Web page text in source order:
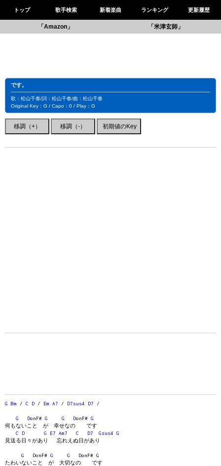
トップ 歌手検索 新着楽曲 ランキング 更新履歴
「Amazon」 「米津玄師」
です。
歌：松山千春/詞：松山千春/曲：松山千春
Original Key：G / Capo：0 / Play：G
G Bm / C D / Em A7 / D7sus4 D7 /
G DonF# G G DonF# G
何もないこと が 幸せなの です
C
D G E7 Am7 C D7 Gsus4
G
見送る日々があり 忘れえぬ日があり
G DonF# G G DonF# G
たわいないこと が 大切なの です